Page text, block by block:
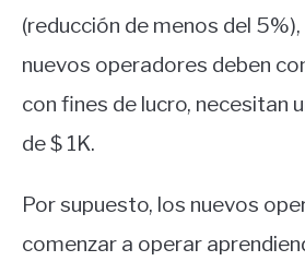
(reducción de menos del
nuevos operadores deben
con fines de lucro, necesitan
de $ 1K.
Por supuesto, los nuevos
comenzar a operar